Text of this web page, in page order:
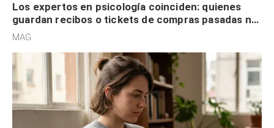
Los expertos en psicología coinciden: quienes
guardan recibos o tickets de compras pasadas no
son acumuladores, sino que tienen necesidad de
MAG.